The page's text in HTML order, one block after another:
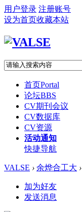
用户登录 注册账号
设为首页收藏本站
首页Portal
论坛BBS
CV期刊会议
CV数据库
CV资源
活动通知
快捷导航
VALSE › 余烨合工大 ›
加为好友
发送消息